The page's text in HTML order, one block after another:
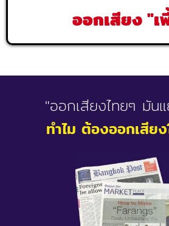
ออกเสียง "
"ออกเสียงไทยๆ มัน
ทำไม ต้องออกเสียง